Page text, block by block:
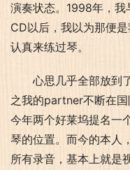
演奏状态。1998年，
CD以后，我以为那便
认真来练过琴。
心思几乎全部放到
之我的partner不断在国
今年两个好莱坞提名一
琴的位置。而今的本人
所有录音，基本上就是